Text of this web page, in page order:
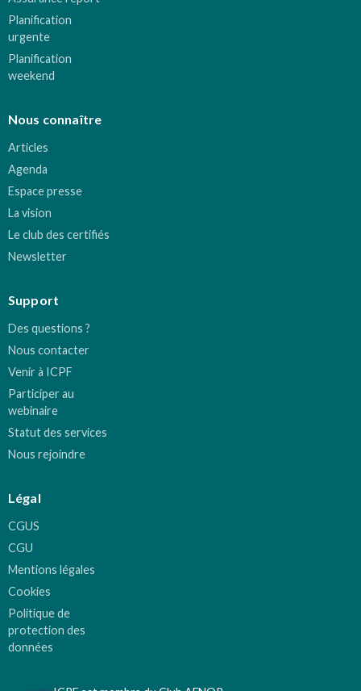
Planification
urgente
Planification
weekend
Nous connaître
Articles
Agenda
Espace presse
La vision
Le club des certifiés
Newsletter
Support
Des questions ?
Nous contacter
Venir à ICPF
Participer au
webinaire
Statut des services
Nous rejoindre
Légal
CGUS
CGU
Mentions légales
Cookies
Politique de
protection des
données